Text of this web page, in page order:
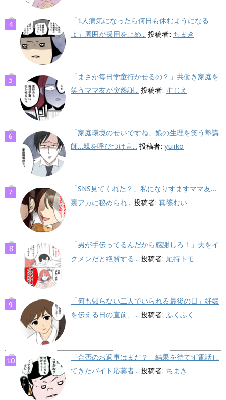
「1人病気になったら何日も休むようになる
よ」周囲が採用を止め... 投稿者: ちまき
「まさか毎日学童行かせるの？」共働き家庭を
笑うママ友が突然謝... 投稿者: すじえ
「家庭環境のせいですね」娘の生理を笑う塾講
師…親を呼びつけ言... 投稿者: yuiko
「SNS見てくれた？」私になりすますママ友…
裏アカに秘められ... 投稿者: 真篠むい
「男が手伝ってるんだから感謝しろ！」夫をイ
クメンだと絶賛する... 投稿者: 尾持トモ
「何も知らない二人でいられる最後の日」妊娠
を伝える日の直前、... 投稿者: ふくふく
「合否のお返事はまだ？」結果を待てず電話し
てきたバイト応募者... 投稿者: ちまき